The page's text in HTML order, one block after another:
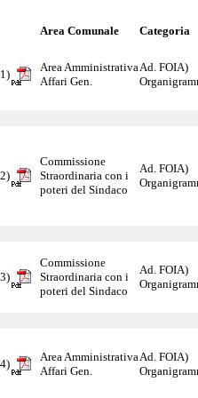
Area Comunale Categoria
1)
Area Amministrativa
Affari Gen.
Ad. FOIA)
2)
Commissione
Straordinaria con i
poteri del Sindaco
Ad. FOIA)
3)
Commissione
Straordinaria con i
poteri del Sindaco
Ad. FOIA)
4)
Area Amministrativa
Affari Gen.
Ad. FOIA)